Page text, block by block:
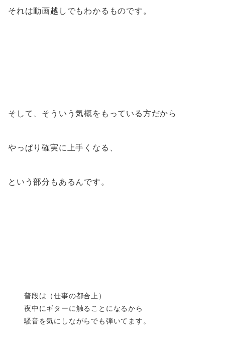
それは動画越しでもわかるものです。
そして、そういう気概をもっている方だから
やっぱり確実に上手くなる、
という部分もあるんです。
普段は（仕事の都合上）
夜中にギターに触ることになるから
騒音を気にしながらでも弾いてます。